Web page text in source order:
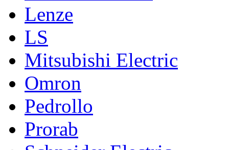
Lenze
LS
Mitsubishi Electric
Omron
Pedrollo
Prorab